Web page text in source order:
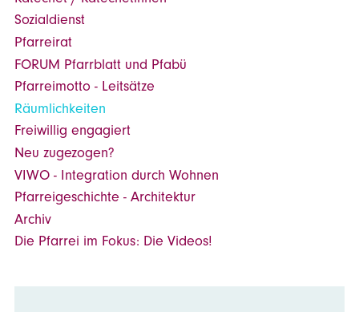
Sozialdienst
Pfarreirat
FORUM Pfarrblatt und Pfabü
Pfarreimotto - Leitsätze
Räumlichkeiten
Freiwillig engagiert
Neu zugezogen?
VIWO - Integration durch Wohnen
Pfarreigeschichte - Architektur
Archiv
Die Pfarrei im Fokus: Die Videos!